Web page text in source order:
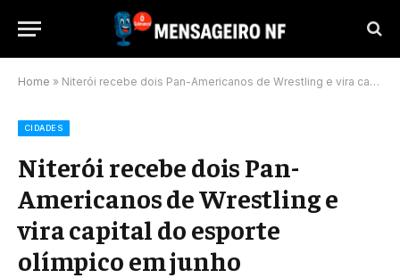
Home » Niterói recebe dois Pan-Americanos de Wrestling e vira capital do esporte olímpico em junho
CIDADES
Niterói recebe dois Pan-
Americanos de Wrestling e
vira capital do esporte
olímpico em junho